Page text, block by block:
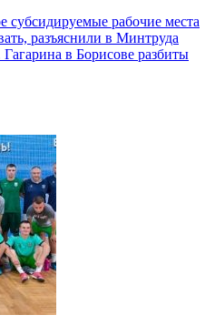
субсидируемые рабочие места
разъяснили в Минтруда
Гагарина в Борисове разбиты